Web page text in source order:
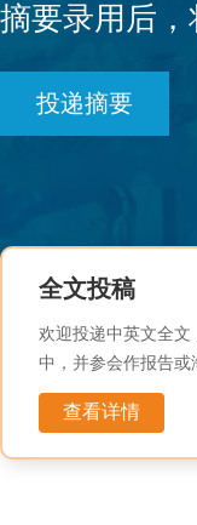
摘要录用后
投递摘要
全文投稿
欢迎投递中英文全文
中，并参会作报告或
查看详情